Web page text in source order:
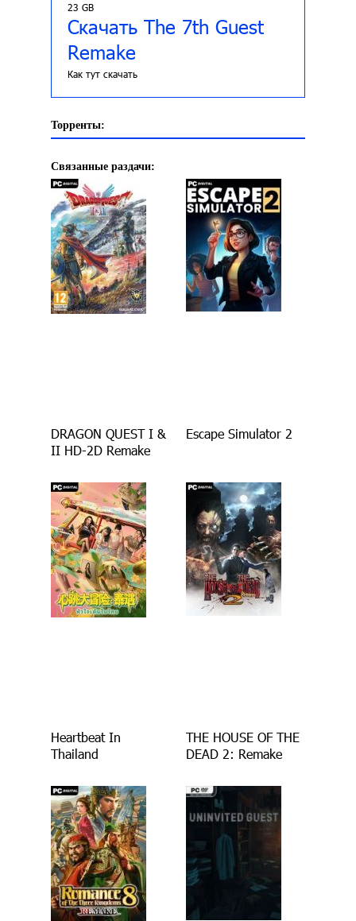
23 GB
Скачать The 7th Guest
Remake
Как тут скачать
Торренты:
Связанные раздачи:
DRAGON QUEST I &
II HD-2D Remake
Escape Simulator 2
Heartbeat In
Thailand
THE HOUSE OF THE
DEAD 2: Remake